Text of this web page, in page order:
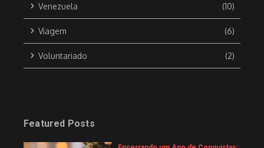
Venezuela (10)
Viagem (6)
Voluntariado (2)
Featured Posts